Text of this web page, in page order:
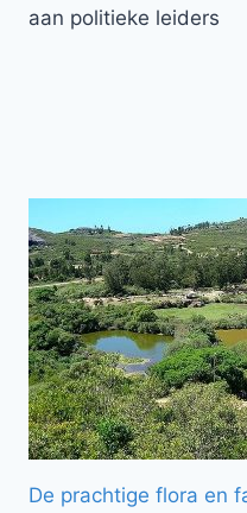
aan politieke leiders
De prachtige flora en